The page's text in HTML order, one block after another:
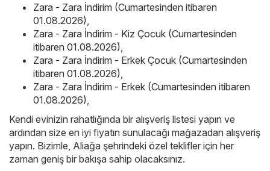
Zara - Zara İndirim (Cumartesinden itibaren
01.08.2026)
Zara - Zara İndirim - Kiz Çocuk (Cumartesinden
itibaren 01.08.2026)
Zara - Zara İndirim - Erkek Çocuk (Cumartesinden
itibaren 01.08.2026)
Zara - Zara İndirim - Erkek (Cumartesinden itibaren
01.08.2026)
Kendi evinizin rahatlığında bir alışveriş listesi yapın ve
ardından size en iyi fiyatın sunulacağı mağazadan alışveriş
yapın. Bizimle, Aliağa şehrindeki özel teklifler için her
zaman geniş bir bakışa sahip olacaksınız.